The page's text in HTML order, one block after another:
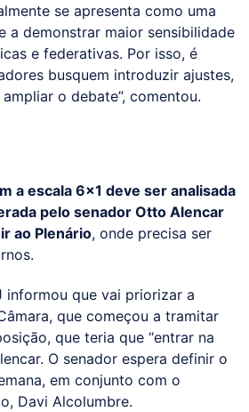
se apresenta como uma
a demonstrar maior sensibilidade
e federativas. Por isso, é
busquem introduzir ajustes,
o debate”, comentou.
a escala 6x1 deve ser analisada
pelo senador Otto Alencar
ao Plenário, onde precisa ser
informou que vai priorizar a
que começou a tramitar
que teria que “entrar na
O senador espera definir o
em conjunto com o
Davi Alcolumbre.